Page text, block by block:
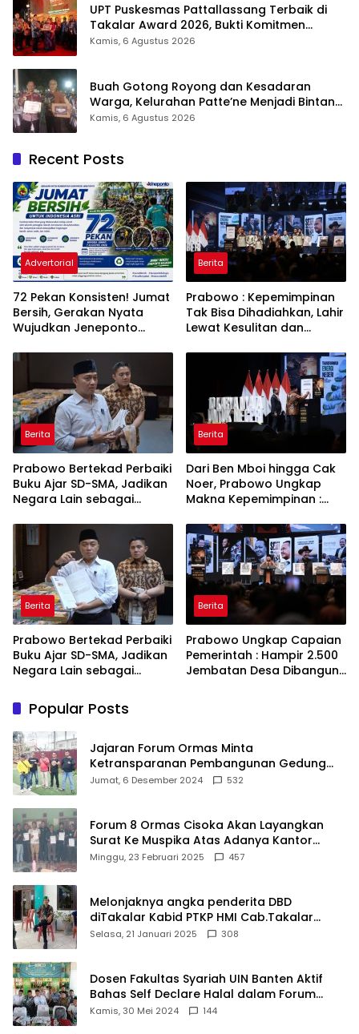
UPT Puskesmas Pattallassang Terbaik di
Takalar Award 2026, Bukti Komitmen
Hadirkan Pelayanan Kesehatan Berkualitas
Kamis, 6 Agustus 2026
Buah Gotong Royong dan Kesadaran
Warga, Kelurahan Patte’ne Menjadi Bintang
Takalar Award 2026
Kamis, 6 Agustus 2026
Recent Posts
Advertorial
72 Pekan Konsisten! Jumat
Bersih, Gerakan Nyata
Wujudkan Jeneponto
ASRI
Berita
Prabowo : Kepemimpinan
Tak Bisa Dihadiahkan, Lahir
Lewat Kesulitan dan
Berita
Prabowo Bertekad Perbaiki
Buku Ajar SD-SMA, Jadikan
Negara Lain sebagai
Berita
Dari Ben Mboi hingga Cak
Noer, Prabowo Ungkap
Makna Kepemimpinan :
Gunakan Akal Sehat
Berita
Prabowo Bertekad Perbaiki
Buku Ajar SD-SMA, Jadikan
Negara Lain sebagai
Berita
Prabowo Ungkap Capaian
Pemerintah : Hampir 2.500
Jembatan Desa Dibangun,
Popular Posts
Jajaran Forum Ormas Minta
Ketransparanan Pembangunan Gedung
Damkar Di Kecamatan Cisoka
Jumat, 6 Desember 2024 532
Forum 8 Ormas Cisoka Akan Layangkan
Surat Ke Muspika Atas Adanya Kantor
Matel di Cisoka
Minggu, 23 Februari 2025 457
Melonjaknya angka penderita DBD
diTakalar Kabid PTKP HMI Cab.Takalar
angkat bicara
Selasa, 21 Januari 2025 308
Dosen Fakultas Syariah UIN Banten Aktif
Bahas Self Declare Halal dalam Forum
Ijtima Ulama MUI
Kamis, 30 Mei 2024 144